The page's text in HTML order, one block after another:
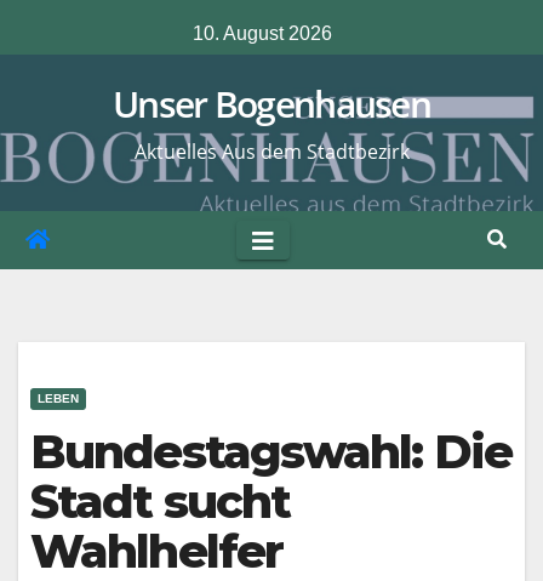
Inhalt
10. August 2026
Unser Bogenhausen
Aktuelles Aus dem Stadtbezirk
LEBEN
Bundestagswahl: Die
Stadt sucht
Wahlhelfer